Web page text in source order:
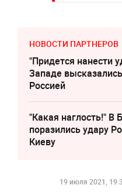
НОВОСТИ ПАРТНЕРОВ
"Придется нанести
Западе
Россией
"Какая наглость!" В
поразились удару
Киеву
19 июля 2021,